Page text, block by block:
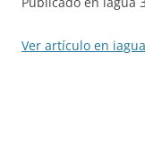
Ver artículo en iagua